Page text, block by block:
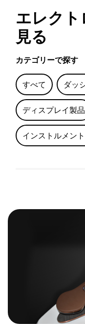
エレクト
見る
カテゴリーで探す
すべて ダッ
ディスプレイ製品
インストルメン